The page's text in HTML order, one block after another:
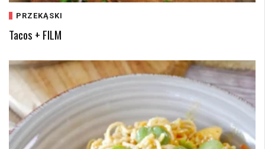
PRZEKĄSKI
Tacos + FILM